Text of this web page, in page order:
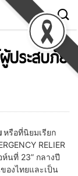
ประสบภัย
หรือที่นิยมเรียก
RELIER
ห์นที่ 23” กลางปี
องไทยและเป็น